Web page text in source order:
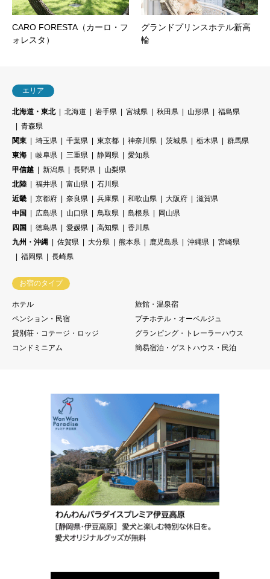
CARO FORESTA（カーロ・フ
ォレスタ）
グランドプリンスホテル新高
輪
エリア
北海道・東北 北海道 岩手県 宮城県 秋田県 山形県
福島県
青森県
関東
埼玉県 千葉県 東京都 神奈川県 茨城県 栃木県
群馬県
東海
岐阜県 三重県 静岡県
愛知県
甲信越
新潟県 長野県
山梨県
北陸
福井県 富山県
石川県
近畿
京都府 奈良県 兵庫県 和歌山県 大阪府
滋賀県
中国
広島県 山口県 鳥取県 島根県
岡山県
四国
徳島県 愛媛県 高知県
香川県
九州・沖縄
佐賀県 大分県 熊本県 鹿児島県 沖縄県
宮崎県
福岡県
長崎県
お宿のタイプ
ホテル
旅館・温泉宿
ペンション・民宿
プチホテル・オーベルジュ
貸別荘・コテージ・ロッジ
グランピング・トレーラーハウス
コンドミニアム
簡易宿泊・ゲストハウス・民泊